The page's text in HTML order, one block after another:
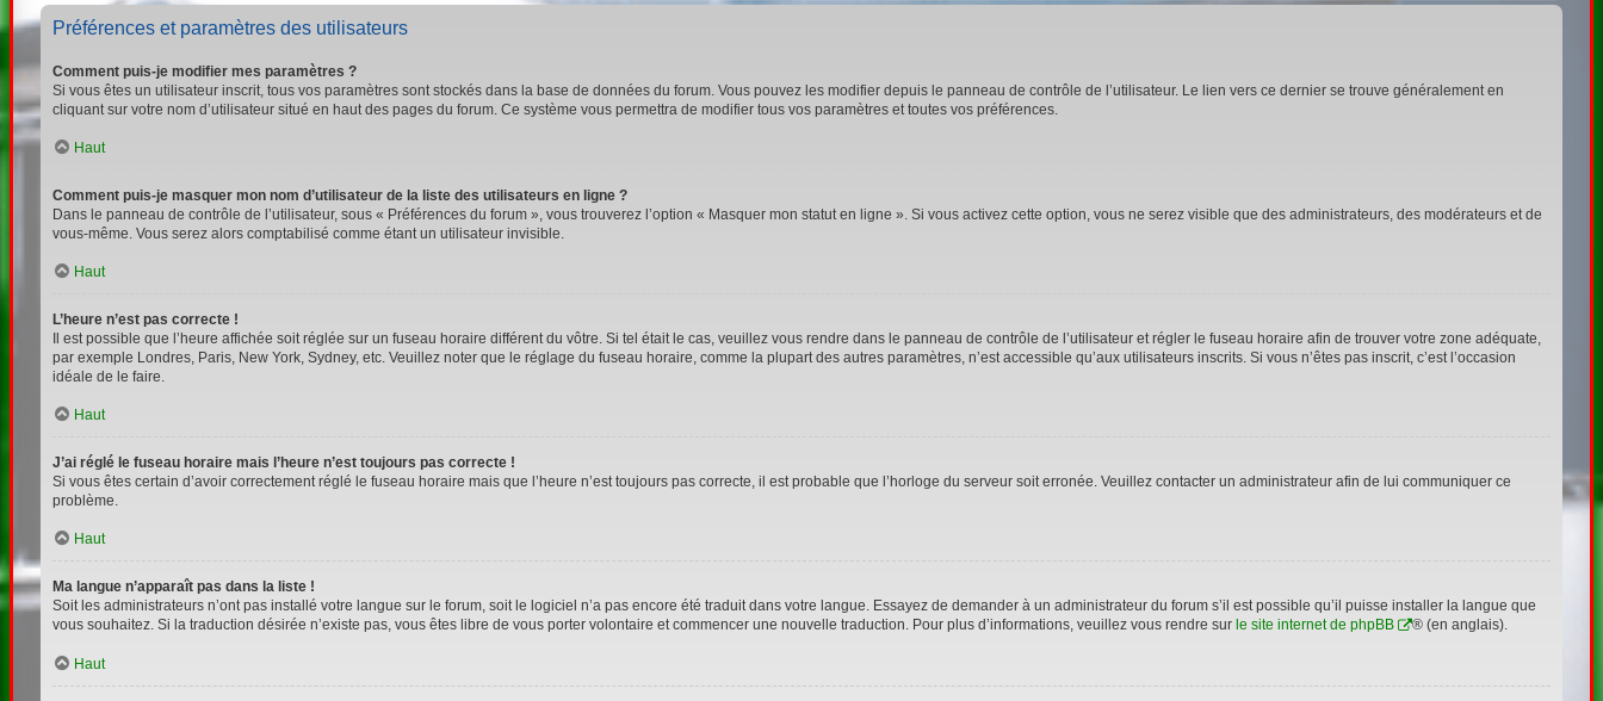
Préférences et paramètres des utilisateurs
Comment puis-je modifier mes paramètres ?
Si vous êtes un utilisateur inscrit, tous vos paramètres sont stockés dans la base de données du forum. Vous pouvez les modifier depuis le panneau de contrôle de l’utilisateur. Le lien vers ce dernier se trouve généralement en
cliquant sur votre nom d’utilisateur situé en haut des pages du forum. Ce système vous permettra de modifier tous vos paramètres et toutes vos préférences.
Haut
Comment puis-je masquer mon nom d’utilisateur de la liste des utilisateurs en ligne ?
Dans le panneau de contrôle de l’utilisateur, sous « Préférences du forum », vous trouverez l’option « Masquer mon statut en ligne ». Si vous activez cette option, vous ne serez visible que des administrateurs, des modérateurs et de
vous-même. Vous serez alors comptabilisé comme étant un utilisateur invisible.
Haut
L’heure n’est pas correcte !
Il est possible que l’heure affichée soit réglée sur un fuseau horaire différent du vôtre. Si tel était le cas, veuillez vous rendre dans le panneau de contrôle de l’utilisateur et régler le fuseau horaire afin de trouver votre zone adéquate,
par exemple Londres, Paris, New York, Sydney, etc. Veuillez noter que le réglage du fuseau horaire, comme la plupart des autres paramètres, n’est accessible qu’aux utilisateurs inscrits. Si vous n’êtes pas inscrit, c’est l’occasion
idéale de le faire.
Haut
J’ai réglé le fuseau horaire mais l’heure n’est toujours pas correcte !
Si vous êtes certain d’avoir correctement réglé le fuseau horaire mais que l’heure n’est toujours pas correcte, il est probable que l’horloge du serveur soit erronée. Veuillez contacter un administrateur afin de lui communiquer ce
problème.
Haut
Ma langue n’apparaît pas dans la liste !
Soit les administrateurs n’ont pas installé votre langue sur le forum, soit le logiciel n’a pas encore été traduit dans votre langue. Essayez de demander à un administrateur du forum s’il est possible qu’il puisse installer la langue que
vous souhaitez. Si la traduction désirée n’existe pas, vous êtes libre de vous porter volontaire et commencer une nouvelle traduction. Pour plus d’informations, veuillez vous rendre sur le site internet de phpBB ® (en anglais).
Haut